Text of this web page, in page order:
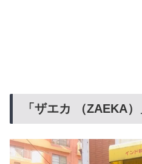
「ザエカ （ZAEKA